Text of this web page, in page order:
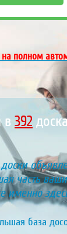
на полном
в 444
доски
часть
именно
база